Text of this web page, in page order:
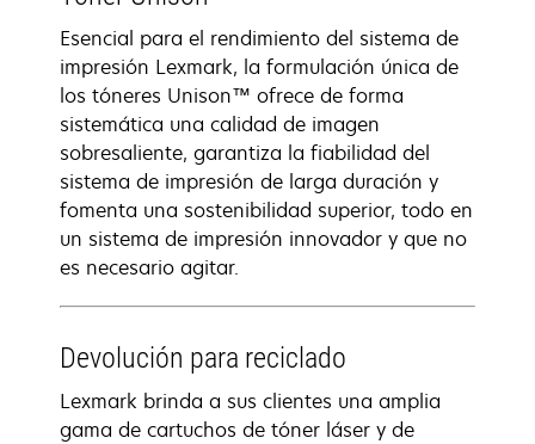
Esencial para el rendimiento del sistema de
impresión Lexmark, la formulación única de
los tóneres Unison™ ofrece de forma
sistemática una calidad de imagen
sobresaliente, garantiza la fiabilidad del
sistema de impresión de larga duración y
fomenta una sostenibilidad superior, todo en
un sistema de impresión innovador y que no
es necesario agitar.
Devolución para reciclado
Lexmark brinda a sus clientes una amplia
gama de cartuchos de tóner láser y de